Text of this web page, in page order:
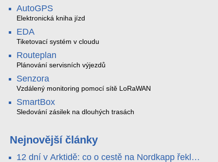
AutoGPS
Elektronická kniha jízd
EDA
Tiketovací systém v cloudu
Routeplan
Plánování servisních výjezdů
Senzora
Vzdálený monitoring pomocí sítě LoRaWAN
SmartBox
Sledování zásilek na dlouhých trasách
Nejnovější články
12 dní v Arktidě: co o cestě na Nordkapp řekla